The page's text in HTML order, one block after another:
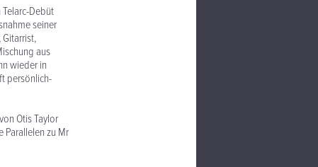
Debüt
seiner
aus
wieder in
persönlich-
Otis Taylor
Parallelen zu Mr